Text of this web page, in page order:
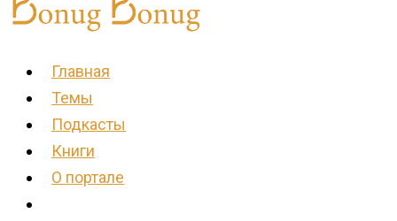
Главная
Темы
Подкасты
Книги
О портале